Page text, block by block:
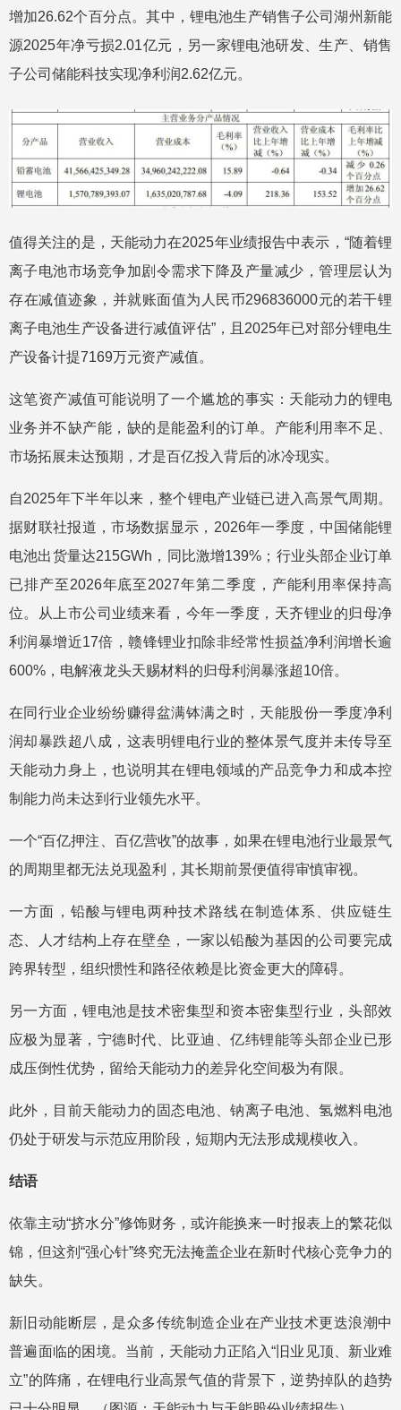
增加26.62个百分点。其中，锂电池生产销售子公司湖州新能
源2025年净亏损2.01亿元，另一家锂电池研发、生产、销售
子公司储能科技实现净利润2.62亿元。
值得关注的是，天能动力在2025年业绩报告中表示，“随着锂
离子电池市场竞争加剧令需求下降及产量减少，管理层认为
存在减值迹象，并就账面值为人民币296836000元的若干锂
离子电池生产设备进行减值评估”，且2025年已对部分锂电生
产设备计提7169万元资产减值。
这笔资产减值可能说明了一个尴尬的事实：天能动力的锂电
业务并不缺产能，缺的是能盈利的订单。产能利用率不足、
市场拓展未达预期，才是百亿投入背后的冰冷现实。
自2025年下半年以来，整个锂电产业链已进入高景气周期。
据财联社报道，市场数据显示，2026年一季度，中国储能锂
电池出货量达215GWh，同比激增139%；行业头部企业订单
已排产至2026年底至2027年第二季度，产能利用率保持高
位。从上市公司业绩来看，今年一季度，天齐锂业的归母净
利润暴增近17倍，赣锋锂业扣除非经常性损益净利润增长逾
600%，电解液龙头天赐材料的归母利润暴涨超10倍。
在同行业企业纷纷赚得盆满钵满之时，天能股份一季度净利
润却暴跌超八成，这表明锂电行业的整体景气度并未传导至
天能动力身上，也说明其在锂电领域的产品竞争力和成本控
制能力尚未达到行业领先水平。
一个“百亿押注、百亿营收”的故事，如果在锂电池行业最景气
的周期里都无法兑现盈利，其长期前景便值得审慎审视。
一方面，铅酸与锂电两种技术路线在制造体系、供应链生
态、人才结构上存在壁垒，一家以铅酸为基因的公司要完成
跨界转型，组织惯性和路径依赖是比资金更大的障碍。
另一方面，锂电池是技术密集型和资本密集型行业，头部效
应极为显著，宁德时代、比亚迪、亿纬锂能等头部企业已形
成压倒性优势，留给天能动力的差异化空间极为有限。
此外，目前天能动力的固态电池、钠离子电池、氢燃料电池
仍处于研发与示范应用阶段，短期内无法形成规模收入。
结语
依靠主动“挤水分”修饰财务，或许能换来一时报表上的繁花似
锦，但这剂“强心针”终究无法掩盖企业在新时代核心竞争力的
缺失。
新旧动能断层，是众多传统制造企业在产业技术更迭浪潮中
普遍面临的困境。当前，天能动力正陷入“旧业见顶、新业难
立”的阵痛，在锂电行业高景气值的背景下，逆势掉队的趋势